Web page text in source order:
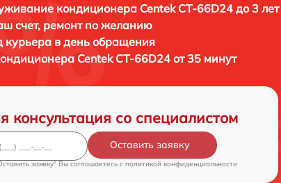
кондиционера Centek CT-66D24 до 3 лет
счет, ремонт по желанию
курьера в день обращения
Centek CT-66D24 от 35 минут
консультация со специалистом
Оставить заявку
заявку" Вы соглашаетесь c политикой конфиденциальности